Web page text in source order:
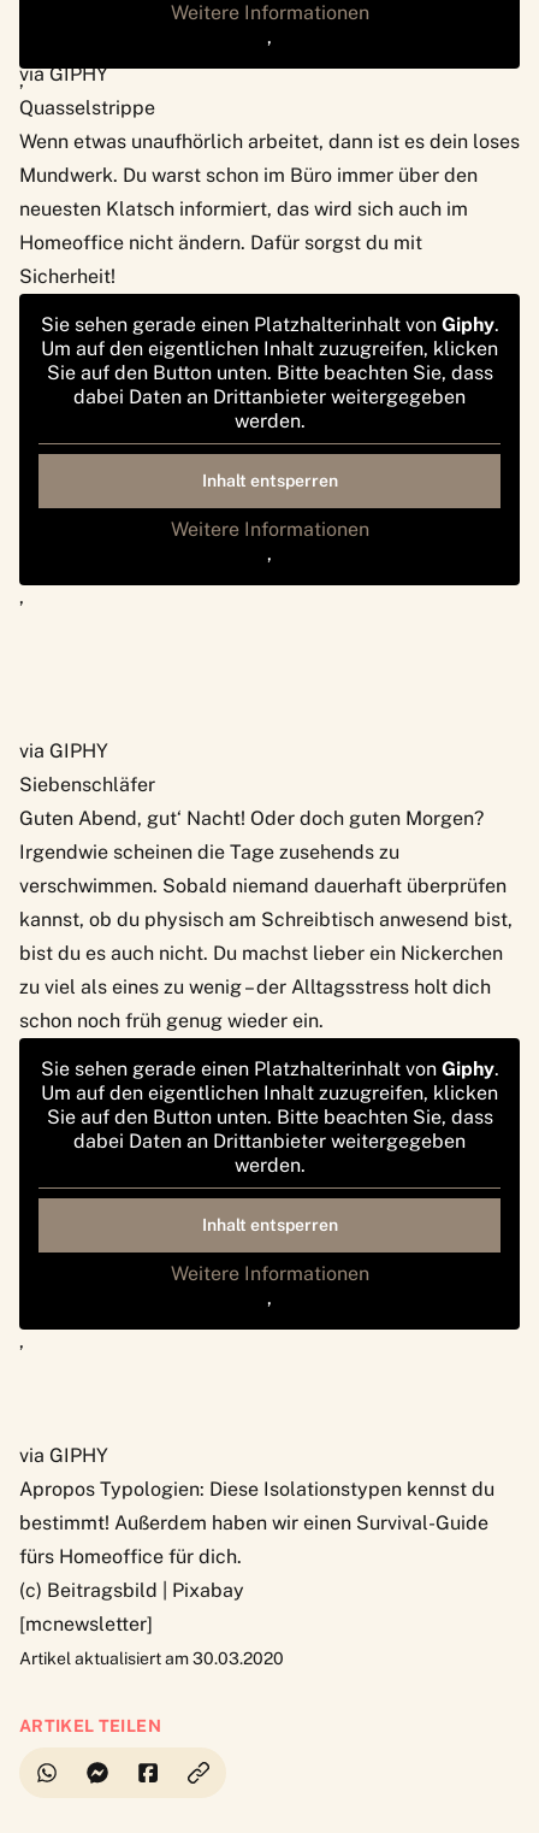
Weitere Informationen
‚
‚via GIPHY
Quasselstrippe
Wenn etwas unaufhörlich arbeitet, dann ist es dein loses
Mundwerk. Du warst schon im Büro immer über den
neuesten Klatsch informiert, das wird sich auch im
Homeoffice nicht ändern. Dafür sorgst du mit
Sicherheit!
Sie sehen gerade einen Platzhalterinhalt von Giphy.
Um auf den eigentlichen Inhalt zuzugreifen, klicken
Sie auf den Button unten. Bitte beachten Sie, dass
dabei Daten an Drittanbieter weitergegeben
werden.
Inhalt entsperren
Weitere Informationen
‚
‚
via GIPHY
Siebenschläfer
Guten Abend, gut‘ Nacht! Oder doch guten Morgen?
Irgendwie scheinen die Tage zusehends zu
verschwimmen. Sobald niemand dauerhaft überprüfen
kannst, ob du physisch am Schreibtisch anwesend bist,
bist du es auch nicht. Du machst lieber ein Nickerchen
zu viel als eines zu wenig – der Alltagsstress holt dich
schon noch früh genug wieder ein.
Sie sehen gerade einen Platzhalterinhalt von Giphy.
Um auf den eigentlichen Inhalt zuzugreifen, klicken
Sie auf den Button unten. Bitte beachten Sie, dass
dabei Daten an Drittanbieter weitergegeben
werden.
Inhalt entsperren
Weitere Informationen
‚
‚
via GIPHY
Apropos Typologien: Diese Isolationstypen kennst du
bestimmt! Außerdem haben wir einen Survival-Guide
fürs Homeoffice für dich.
(c) Beitragsbild | Pixabay
[mcnewsletter]
Artikel aktualisiert am 30.03.2020
ARTIKEL TEILEN